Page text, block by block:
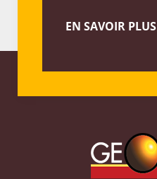
EN SAVOIR PLUS